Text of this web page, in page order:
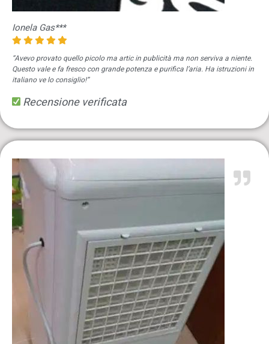
Ionela Gas***
“Avevo provato quello picolo ma artic in publicità ma non serviva a niente.
Questo vale e fa fresco con grande potenza e purifica l’aria. Ha istruzioni in
italiano ve lo consiglio!”
Recensione verificata